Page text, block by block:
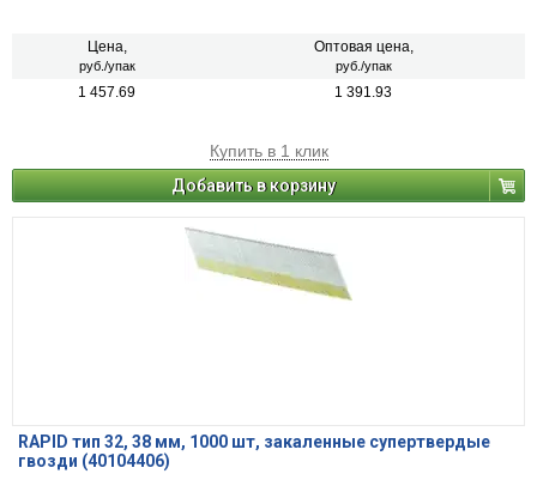
Цена,
руб./упак
Оптовая цена,
руб./упак
1 457.69 1 391.93
Купить в 1 клик
Добавить в корзину
RAPID тип 32, 38 мм, 1000 шт, закаленные супертвердые
гвозди (40104406)